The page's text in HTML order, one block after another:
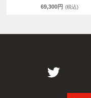
69,300円 (税込)